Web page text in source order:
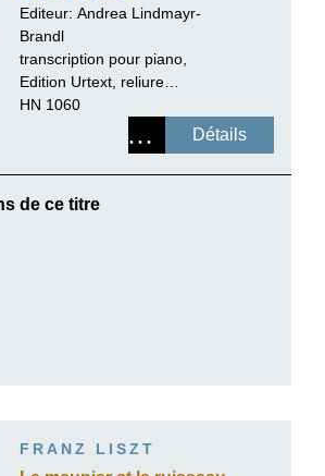
Editeur: Andrea Lindmayr-
Brandl
transcription pour piano,
Edition Urtext, reliure
paperback
HN 1060
Détails
de ce titre
FRANZ LISZT